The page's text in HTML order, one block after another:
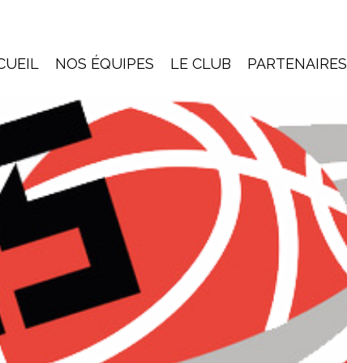
NOS ÉQUIPES LE CLUB PARTENAIRES